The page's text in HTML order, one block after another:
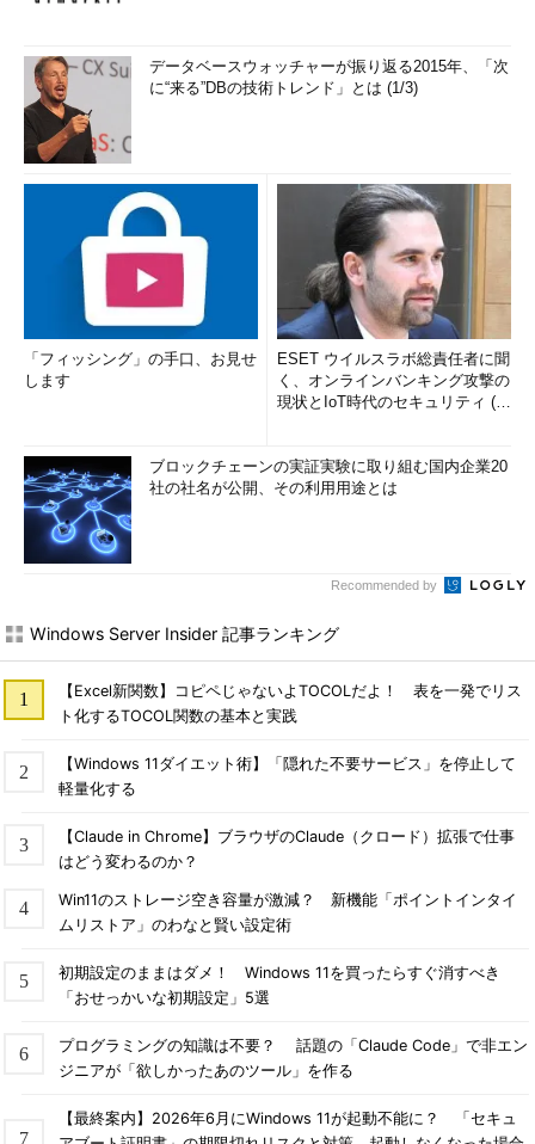
データベースウォッチャーが振り返る2015年、「次
に“来る”DBの技術トレンド」とは (1/3)
「フィッシング」の手口、お見せ
します
ESET ウイルスラボ総責任者に聞
く、オンラインバンキング攻撃の
現状とIoT時代のセキュリティ (1/
ブロックチェーンの実証実験に取り組む国内企業20
社の社名が公開、その利用用途とは
Recommended by
Windows Server Insider 記事ランキング
【Excel新関数】コピペじゃないよTOCOLだよ！ 表を一発でリス
ト化するTOCOL関数の基本と実践
【Windows 11ダイエット術】「隠れた不要サービス」を停止して
軽量化する
【Claude in Chrome】ブラウザのClaude（クロード）拡張で仕事
はどう変わるのか？
Win11のストレージ空き容量が激減？ 新機能「ポイントインタイ
ムリストア」のわなと賢い設定術
初期設定のままはダメ！ Windows 11を買ったらすぐ消すべき
「おせっかいな初期設定」5選
プログラミングの知識は不要？ 話題の「Claude Code」で非エン
ジニアが「欲しかったあのツール」を作る
【最終案内】2026年6月にWindows 11が起動不能に？ 「セキュ